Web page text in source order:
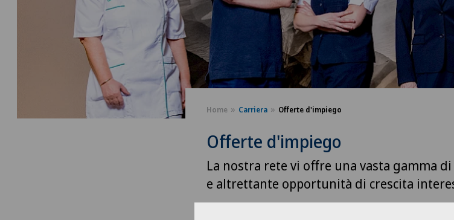
Home Carriera Offerte d'impiego
Offerte d'impiego
La nostra rete vi offre una vasta gamma
e altrettante opportunità di crescita